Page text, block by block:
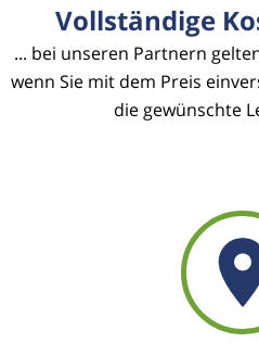
Vollständige
... bei unseren Partnern
wenn Sie mit dem Preis
die gewünschte